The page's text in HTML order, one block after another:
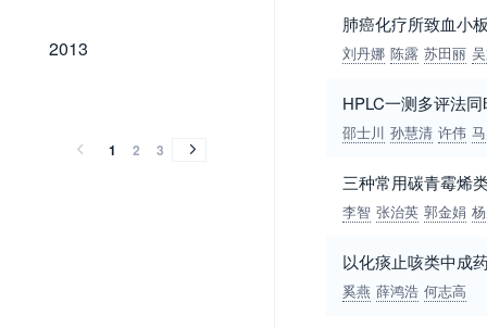
2013
2013
1 2 3
肺癌化疗所致血小
刘丹娜 陈露 苏田丽
HPLC一测多评法
邵士川 孙慧清 许伟
三种常用碳青霉烯
李智 张治英 郭金娟
以化痰止咳类中成
奚燕 薛鸿浩 何志高